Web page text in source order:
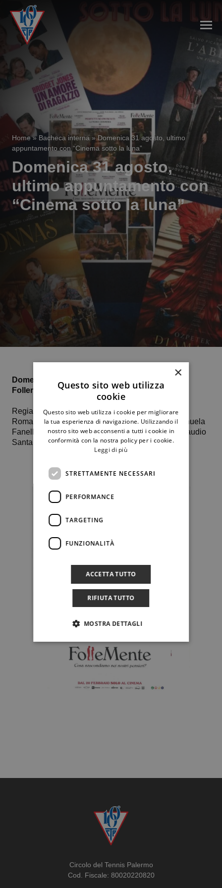
Home» Bacheca interna »Domenica 31 agosto, ultimo
appuntamento con “Cinema sotto la luna”
Domenica 31 agosto,
ultimo appuntamento con
“Cinema sotto la luna”
Domenica 31 agosto ore 21
, proiezione del film
Follemente.
Regia di Paolo Genovese. Genere Commedia
Romantica. Con Edoardo Leo, Pilar Fogliati, Emanuela
Fanelli, Marco Giallini, Maria Chiara Giannetta, Claudio
Santamaria, Claudia Pandolfi.
Circolo del Tennis Palermo
Cod. Fiscale: 80020220820
×
Questo sito web utilizza
cookie
Questo sito web utilizza i cookie per migliorare
la tua esperienza di navigazione. Utilizzando il
nostro sito web acconsenti a tutti i cookie in
conformità con la nostra policy per i cookie.
Leggi di più
STRETTAMENTE NECESSARI
PERFORMANCE
TARGETING
FUNZIONALITÀ
ACCETTA TUTTO
RIFIUTA TUTTO
MOSTRA DETTAGLI